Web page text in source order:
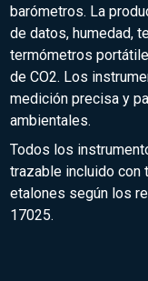
barómetros. La
de datos, humedad,
termómetros
de CO2. Los
medición precisa y
ambientales.
Todos los
trazable incluido con
etalones según los
17025.